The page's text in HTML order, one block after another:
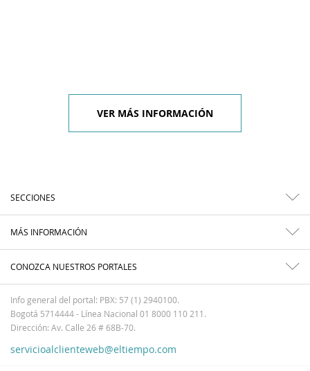
VER MÁS INFORMACIÓN
SECCIONES
MÁS INFORMACIÓN
CONOZCA NUESTROS PORTALES
Info general del portal: PBX: 57 (1) 2940100.
Bogotá 5714444 - Línea Nacional 01 8000 110 211.
Dirección: Av. Calle 26 # 68B-70.
servicioalclienteweb@eltiempo.com